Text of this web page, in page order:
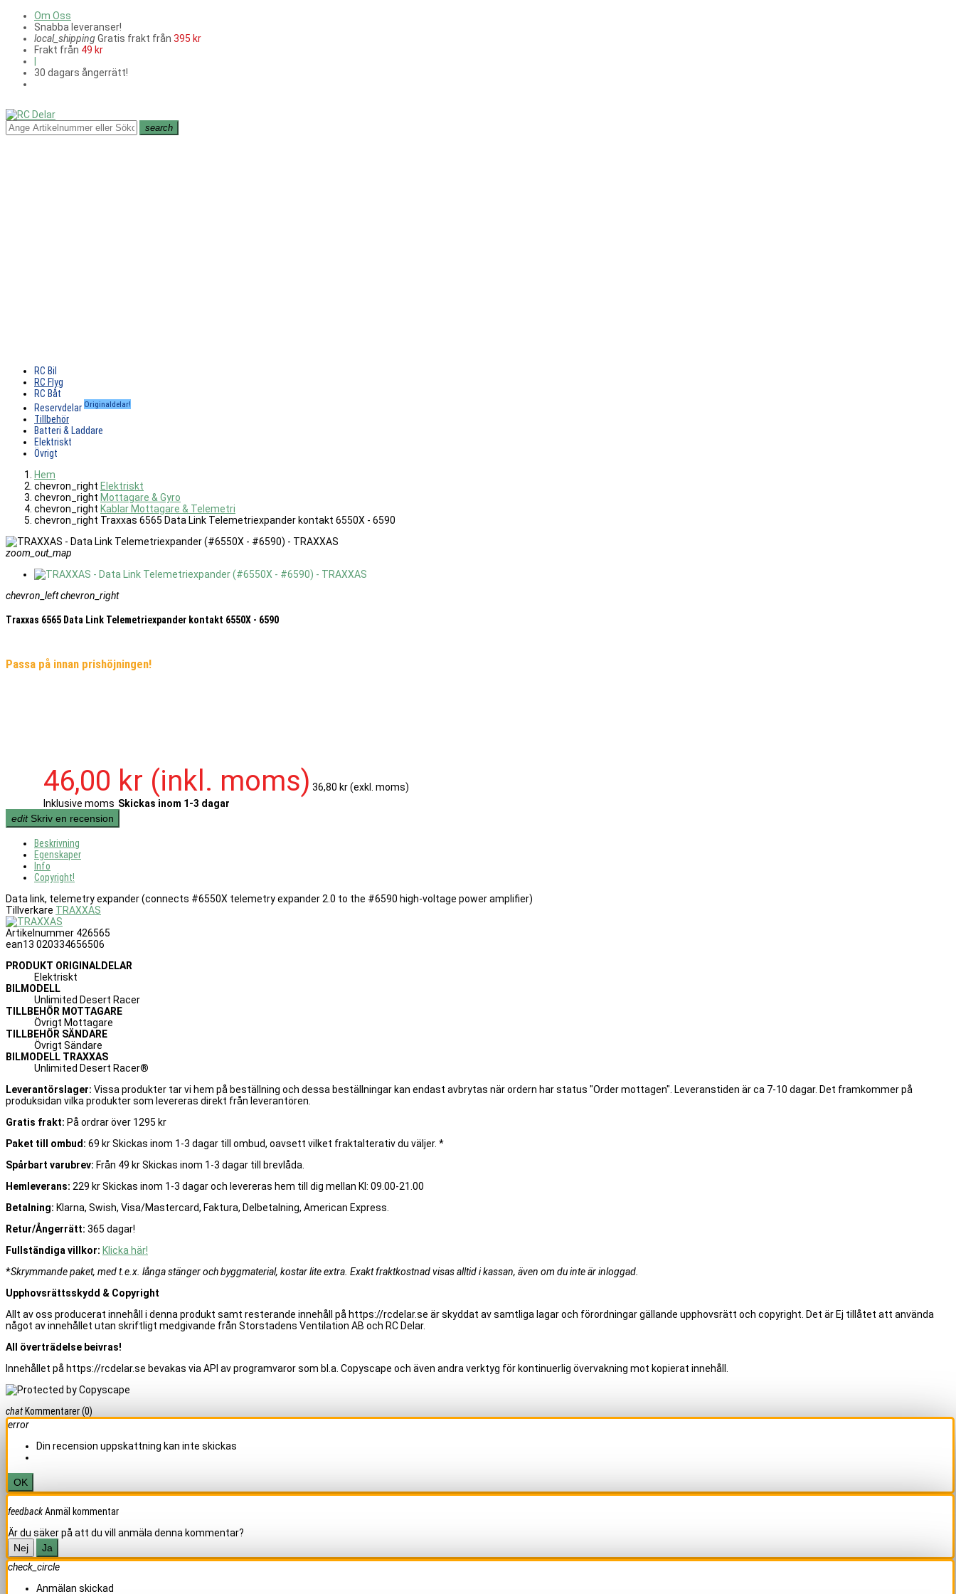
Om Oss
Snabba leveranser!
local_shippingGratis frakt från 395 kr
Frakt från 49 kr
30 dagars ångerrätt!
search
RC Bil
RC Flyg
RC Båt
Reservdelar Originaldelar!
Tillbehör
Batteri & Laddare
Elektriskt
Övrigt
Hem
chevron_right Elektriskt
chevron_right Mottagare & Gyro
chevron_right Kablar Mottagare & Telemetri
chevron_right Traxxas 6565 Data Link Telemetriexpander kontakt 6550X - 6590
zoom_out_map
chevron_leftchevron_right
Traxxas 6565 Data Link Telemetriexpander kontakt 6550X - 6590
Passa på innan prishöjningen!
46,00 kr (inkl. moms) 36,80 kr(exkl. moms)
Inklusive moms Skickas inom 1-3 dagar
edit Skriv en recension
Beskrivning
Egenskaper
Info
Copyright!
Data link, telemetry expander (connects #6550X telemetry expander 2.0 to the #6590 high-voltage power amplifier)
Tillverkare TRAXXAS
Artikelnummer 426565
ean13 020334656506
PRODUKT ORIGINALDELAR
Elektriskt
BILMODELL
Unlimited Desert Racer
TILLBEHÖR MOTTAGARE
Övrigt Mottagare
TILLBEHÖR SÄNDARE
Övrigt Sändare
BILMODELL TRAXXAS
Unlimited Desert Racer®
Leverantörslager: Vissa produkter tar vi hem på beställning och dessa beställningar kan endast avbrytas när ordern har status "Order mottagen". Leveranstiden är ca 7-10 dagar. Det framkommer på
produksidan vilka produkter som levereras direkt från leverantören.
Gratis frakt: På ordrar över 1295 kr
Paket till ombud: 69 kr Skickas inom 1-3 dagar till ombud, oavsett vilket fraktalterativ du väljer. *
Spårbart varubrev: Från 49 kr Skickas inom 1-3 dagar till brevlåda.
Hemleverans: 229 kr Skickas inom 1-3 dagar och levereras hem till dig mellan Kl: 09.00-21.00
Betalning: Klarna, Swish, Visa/Mastercard, Faktura, Delbetalning, American Express.
Retur/Ångerrätt: 365 dagar!
Fullständiga villkor: Klicka här!
*Skrymmande paket, med t.e.x. långa stänger och byggmaterial, kostar lite extra. Exakt fraktkostnad visas alltid i kassan, även om du inte är inloggad.
Upphovsrättsskydd & Copyright
Allt av oss producerat innehåll i denna produkt samt resterande innehåll på https://rcdelar.se är skyddat av samtliga lagar och förordningar gällande upphovsrätt och copyright. Det är Ej tillåtet att använda
något av innehållet utan skriftligt medgivande från Storstadens Ventilation AB och RC Delar.
All överträdelse beivras!
Innehållet på https://rcdelar.se bevakas via API av programvaror som bl.a. Copyscape och även andra verktyg för kontinuerlig övervakning mot kopierat innehåll.
chat Kommentarer(0)
error
Din recension uppskattning kan inte skickas
OK
feedbackAnmäl kommentar
Är du säker på att du vill anmäla denna kommentar?
Nej
Ja
check_circle
Anmälan skickad